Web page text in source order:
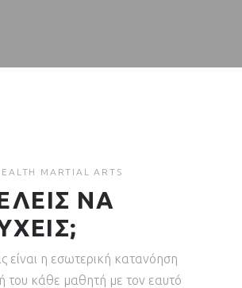
MARTIAL ARTS
ΝΑ
είναι η εσωτερική κατανόηση
του κάθε μαθητή με τον εαυτό